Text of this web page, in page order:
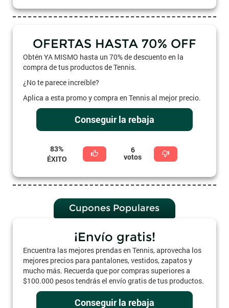
OFERTAS HASTA 70% OFF
Obtén YA MISMO hasta un 70% de descuento en la
compra de tus productos de Tennis.
¿No te parece increíble?
Aplica a esta promo y compra en Tennis al mejor precio.
Conseguir la rebaja
83%
ÉXITO
6
votos
Cupones Populares
¡Envío gratis!
Encuentra las mejores prendas en Tennis, aprovecha los
mejores precios para pantalones, vestidos, zapatos y
mucho más. Recuerda que por compras superiores a
$100.000 pesos tendrás el envío gratis de tus productos.
Conseguir la rebaja